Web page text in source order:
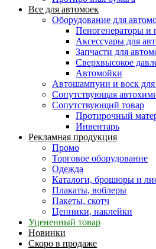
Все для автомоек
Оборудование для
Пеногенераторы и
Аксессуары для
Запчасти для
Сверхвысокое
Автомойки
Автошампуни и воск
Сопутствующая
Сопутствующий товар
Протирочный
Инвентарь
Рекламная продукция
Промо
Торговое оборудование
Одежда
Каталоги, брошюры и
Плакаты, воблеры
Пакеты, скотч
Ценники, наклейки
Уцененный товар
Новинки
Скоро в продаже